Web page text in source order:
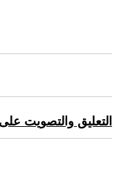
التعليق والتصويت